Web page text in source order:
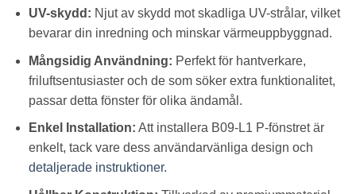
UV-skydd: Njut av skydd mot skadliga UV-strålar, vilket
bevarar din inredning och minskar värmeuppbyggnad.
Mångsidig Användning: Perfekt för hantverkare,
friluftsentusiaster och de som söker extra funktionalitet,
passar detta fönster för olika ändamål.
Enkel Installation: Att installera B09-L1 P-fönstret är
enkelt, tack vare dess användarvänliga design och
detaljerade instruktioner.